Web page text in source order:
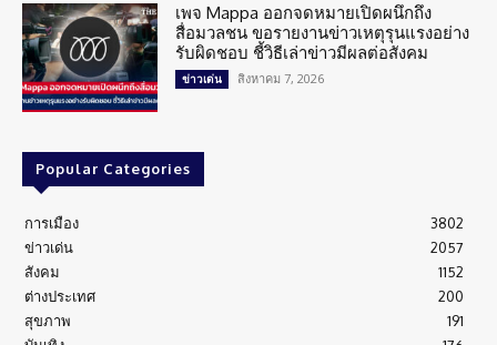
เพจ Mappa ออกจดหมายเปิดผนึกถึง
สื่อมวลชน ขอรายงานข่าวเหตุรุนแรงอย่าง
รับผิดชอบ ชี้วิธีเล่าข่าวมีผลต่อสังคม
ข่าวเด่น สิงหาคม 7, 2026
Popular Categories
การเมือง
3802
ข่าวเด่น
2057
สังคม
1152
ต่างประเทศ
200
สุขภาพ
191